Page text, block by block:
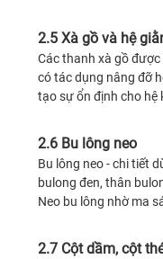
2.5 Xà gồ và hệ
Các thanh xà gồ
có tác dụng nâng đỡ
tạo sự ổn định cho
2.6 Bu lông neo
Bu lông neo - chi tiết
bulong đen, thân
Neo bu lông nhờ ma
2.7 Cột dầm, cột